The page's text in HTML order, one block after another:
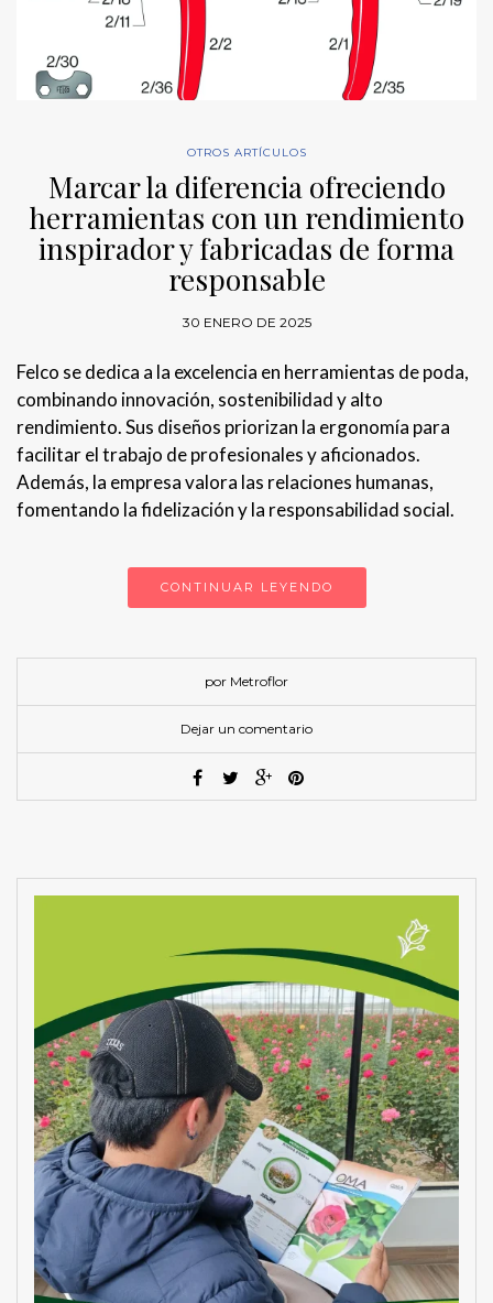
OTROS ARTÍCULOS
Marcar la diferencia ofreciendo
herramientas con un rendimiento
inspirador y fabricadas de forma
responsable
30 ENERO DE 2025
Felco se dedica a la excelencia en herramientas de poda,
combinando innovación, sostenibilidad y alto
rendimiento. Sus diseños priorizan la ergonomía para
facilitar el trabajo de profesionales y aficionados.
Además, la empresa valora las relaciones humanas,
fomentando la fidelización y la responsabilidad social.
CONTINUAR LEYENDO
por Metroflor
Dejar un comentario